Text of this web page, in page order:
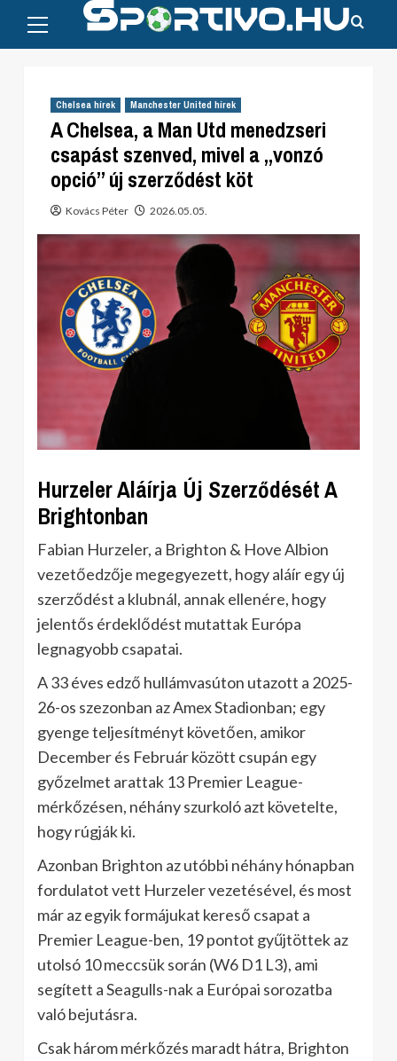
content
Menu
Chelsea hírek Manchester United hírek
A Chelsea, a Man Utd menedzseri
csapást szenved, mivel a „vonzó
opció” új szerződést köt
Kovács Péter 2026.05.05.
Hurzeler Aláírja Új Szerződését A
Brightonban
Fabian Hurzeler, a Brighton & Hove Albion
vezetőedzője megegyezett, hogy aláír egy új
szerződést a klubnál, annak ellenére, hogy
jelentős érdeklődést mutattak Európa
legnagyobb csapatai.
A 33 éves edző hullámvasúton utazott a 2025-
26-os szezonban az Amex Stadionban; egy
gyenge teljesítményt követően, amikor
December és Február között csupán egy
győzelmet arattak 13 Premier League-
mérkőzésen, néhány szurkoló azt követelte,
hogy rúgják ki.
Azonban Brighton az utóbbi néhány hónapban
fordulatot vett Hurzeler vezetésével, és most
már az egyik formájukat kereső csapat a
Premier League-ben, 19 pontot gyűjtöttek az
utolsó 10 meccsük során (W6 D1 L3), ami
segített a Seagulls-nak a Európai sorozatba
való bejutásra.
Csak három mérkőzés maradt hátra, Brighton